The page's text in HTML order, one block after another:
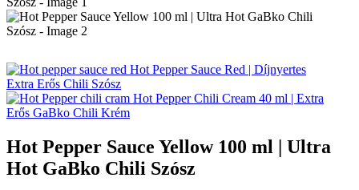
Hot Pepper Sauce Red | Díjnyertes
Extra Erős Chili Szósz
Hot Pepper Chili Cream 40 ml | Extra
Erős GaBko Chili Krém
Hot Pepper Sauce Yellow 100 ml | Ultra
Hot GaBko Chili Szósz